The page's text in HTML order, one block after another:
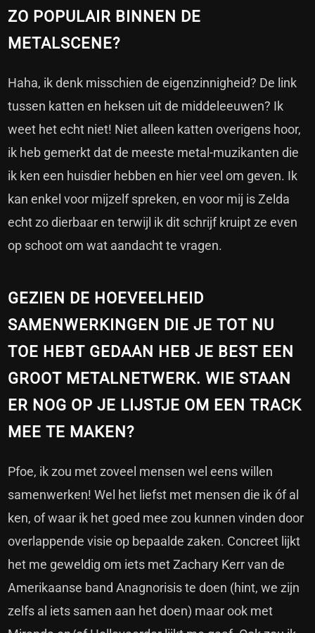
ZO POPULAIR BINNEN DE
METALSCENE?
Haha, ik denk misschien de eigenzinnigheid? De link
tussen katten en heksen uit de middeleeuwen? Ik
weet het echt niet! Niet alleen katten overigens hoor,
ik heb gemerkt dat de meeste metal-muzikanten die
ik ken een huisdier hebben en hier veel om geven. Ik
kan enkel voor mijzelf spreken, en voor mij is Zelda
echt zo dierbaar en terwijl ik dit schrijf kruipt ze even
op schoot om wat aandacht te vragen.
GEZIEN DE HOEVEELHEID
SAMENWERKINGEN DIE JE TOT NU
TOE HEBT GEDAAN HEB JE BEST EEN
GROOT METALNETWERK. WIE STAAN
ER NOG OP JE LIJSTJE OM EEN TRACK
MEE TE MAKEN?
Pfoe, ik zou met zoveel mensen wel eens willen
samenwerken! Wel het liefst met mensen die ik óf al
ken, of waar ik het goed mee zou kunnen vinden door
overlappende visie op bepaalde zaken. Concreet lijkt
het me geweldig om iets met Zachary Kerr van de
Amerikaanse band Anagnorisis te doen (hint, we zijn
zelfs al iets samen aan het doen) maar ook met